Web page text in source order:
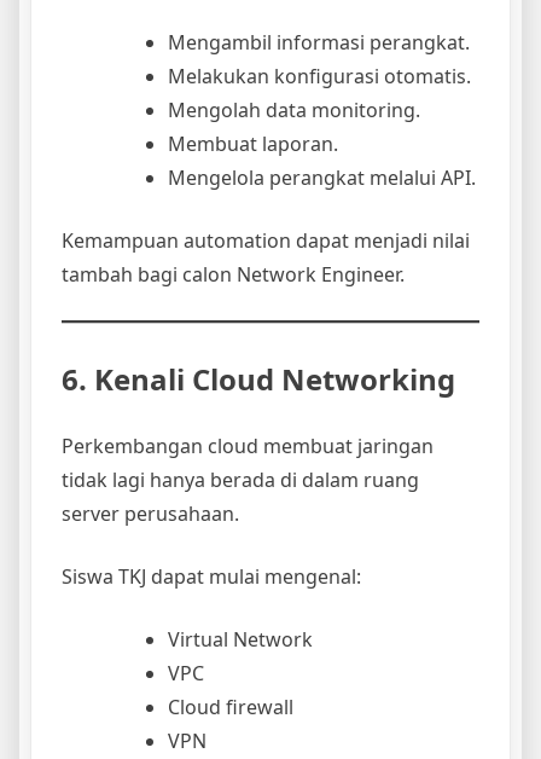
Mengambil informasi perangkat.
Melakukan konfigurasi otomatis.
Mengolah data monitoring.
Membuat laporan.
Mengelola perangkat melalui API.
Kemampuan automation dapat menjadi nilai
tambah bagi calon Network Engineer.
6. Kenali Cloud Networking
Perkembangan cloud membuat jaringan
tidak lagi hanya berada di dalam ruang
server perusahaan.
Siswa TKJ dapat mulai mengenal:
Virtual Network
VPC
Cloud firewall
VPN